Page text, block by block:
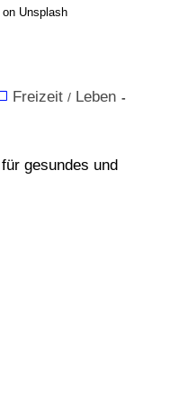
Unsplash
Freizeit / Leben
gesundes und